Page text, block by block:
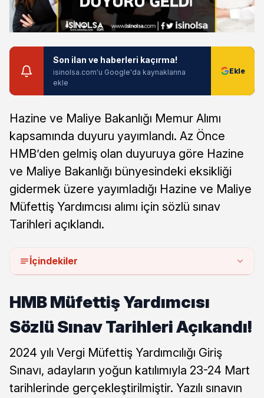
Son ilan ve haberleri kaçırma!
isinolsa.com'u Google'da kaynaklarına
ekle
Hazine ve Maliye Bakanlığı Memur Alımı
kapsamında duyuru yayımlandı. Az Önce
HMB’den gelmiş olan duyuruya göre Hazine
ve Maliye Bakanlığı bünyesindeki eksikliği
gidermek üzere yayımladığı Hazine ve Maliye
Müfettiş Yardımcısı alımı için sözlü sınav
Tarihleri açıklandı.
İçindekiler
HMB Müfettiş Yardımcısı
Sözlü Sınav Tarihleri Açıkandı!
2024 yılı Vergi Müfettiş Yardımcılığı Giriş
Sınavı, adayların yoğun katılımıyla 23-24 Mart
tarihlerinde gerçekleştirilmiştir. Yazılı sınavın